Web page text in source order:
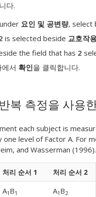
다.
요인 및 공변량, select
is selected beside 교호작
the field that has 2
서 확인을 클릭합니다.
복 측정을 사용
each subject is
one level of Factor A. For
and Wasserman
처리 순서 1 처리 순서 2
A1 B1 A1 B2